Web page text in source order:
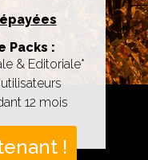
Packs :
& Editoriale*
12 mois
!